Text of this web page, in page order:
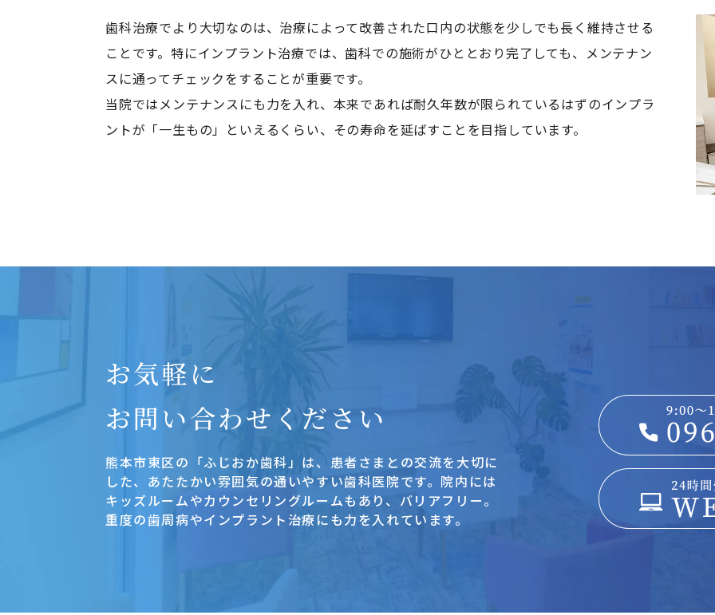
歯科治療でより大切なのは、治療によって改善された口内の状態を少しでも長く維持させる
ことです。特にインプラント治療では、歯科での施術がひととおり完了しても、メンテナン
スに通ってチェックをすることが重要です。
当院ではメンテナンスにも力を入れ、本来であれば耐久年数が限られているはずのインプラ
ントが「一生もの」といえるくらい、その寿命を延ばすことを目指しています。
お気軽に
お問い合わせください
熊本市東区の「ふじおか歯科」は、患者さまとの交流を大切に
した、あたたかい雰囲気の通いやすい歯科医院です。院内には
キッズルームやカウンセリングルームもあり、バリアフリー。
重度の歯周病やインプラント治療にも力を入れています。